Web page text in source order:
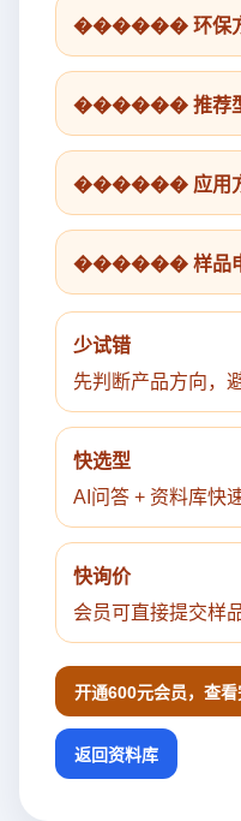
������ 环保方
������ 推荐型
������ 应用方
������ 样品申
少试错
先判断产品方向，
快选型
AI问答 + 资料库快
快询价
会员可直接提交样
开通600元会员，查
返回资料库